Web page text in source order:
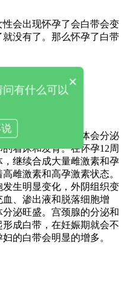
性会出现怀孕了会白带会变
没有了。那么怀孕了白带
的变化，卵巢黄体会分泌
着床和发育。在怀孕12周
继续合成大量雌激素和孕
雌激素和高孕激素状态。
生明显变化，外阴组织变
、渗出液和脱落细胞增
泌旺盛。宫颈腺的分泌和
成白带，在妊娠期就会不
的白带会明显的增多。
×
有什么可以